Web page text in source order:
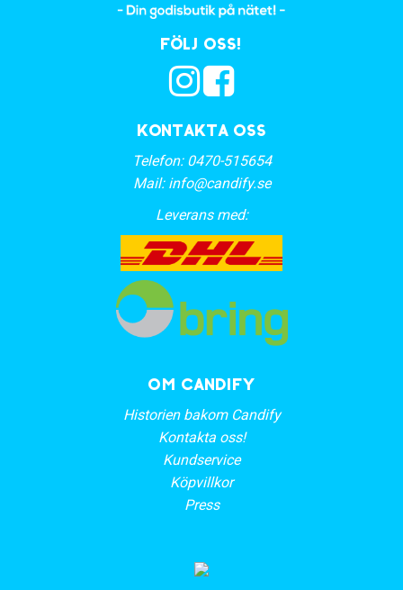
Kontakta oss
Telefon: 0470-515654
Mail: info@candify.se
Leverans med:
Följ oss!
OM CANDIFY
Historien bakom Candify
Kontakta oss!
Kundservice
Köpvillkor
Press